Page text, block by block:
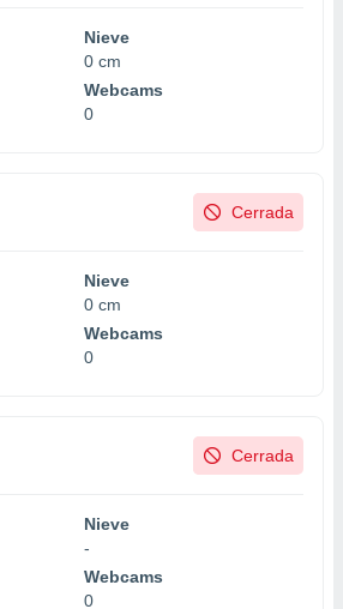
Nieve
0 cm
Webcams
0
Cerrada
Nieve
0 cm
Webcams
0
Cerrada
Nieve
-
Webcams
0